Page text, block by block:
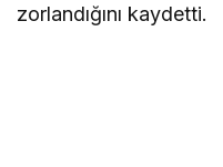
zorlandığını kaydetti.